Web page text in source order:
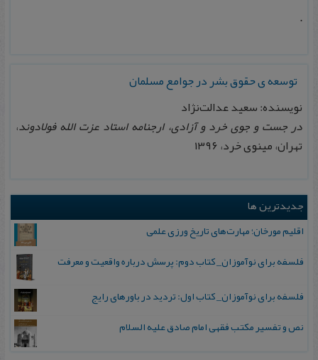
.
توسعه ی حقوق بشر در جوامع مسلمان
نویسنده: سعید عدالت‌نژاد
در جست و جوی خرد و آزادی، ارجنامه استاد عزت الله فولادوند،
تهران، مینوی خرد، ۱۳۹۶
جدیدترین ها
اقلیم مورخان؛ مهارت‌های تاریخ ورزی علمی
فلسفه برای نوآموزان_ کتاب دوم: پرسش درباره واقعیت و معرفت
فلسفه برای نوآموزان_ کتاب اول: تردید در باورهای رایج
نص و تفسیر مکتب فقهی امام صادق علیه السلام